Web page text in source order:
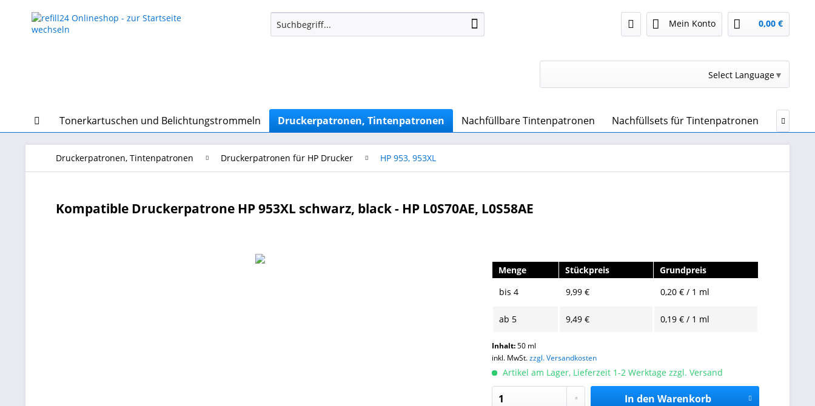
Mein Konto 0,00 €
Select Language▼
Tonerkartuschen und Belichtungstrommeln Druckerpatronen, Tintenpatronen Nachfüllbare Tintenpatronen Nachfüllsets für Tintenpatronen 
Druckerpatronen, Tintenpatronen Druckerpatronen für HP Drucker HP 953, 953XL
Kompatible Druckerpatrone HP 953XL schwarz, black - HP L0S70AE, L0S58AE
Menge Stückpreis
Grundpreis
bis4 9,99 € 0,20 € / 1 ml
ab 5 9,49 € 0,19 € / 1 ml
Inhalt:50 ml
inkl. MwSt.zzgl. Versandkosten
Artikel am Lager, Lieferzeit 1-2 Werktage zzgl. Versand
In den Warenkorb